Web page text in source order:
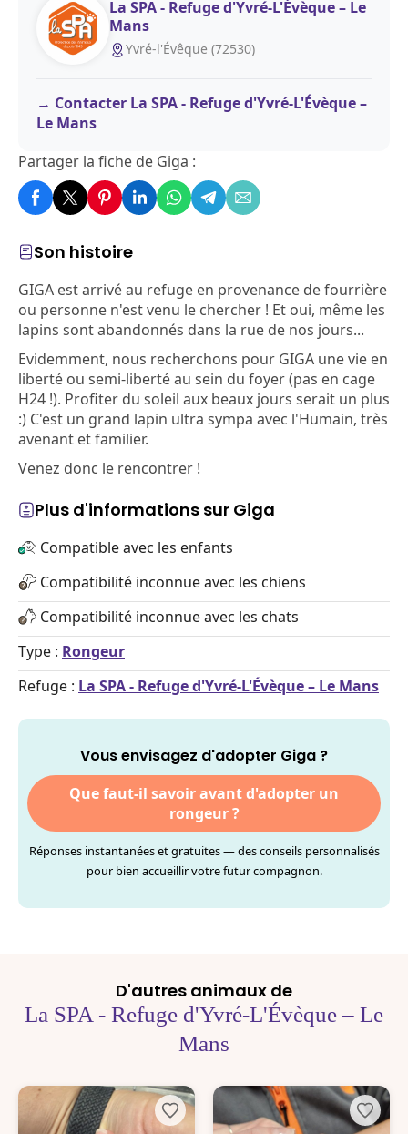
Son histoire
GIGA est arrivé au refuge en provenance de fourrière
ou personne n'est venu le chercher ! Et oui, même les
lapins sont abandonnés dans la rue de nos jours...
Evidemment, nous recherchons pour GIGA une vie en
liberté ou semi-liberté au sein du foyer (pas en cage
H24 !). Profiter du soleil aux beaux jours serait un plus
:) C'est un grand lapin ultra sympa avec l'Humain, très
avenant et familier.
Venez donc le rencontrer !
Plus d'informations sur Giga
Compatible avec les enfants
Compatibilité inconnue avec les chiens
Compatibilité inconnue avec les chats
Type : Rongeur
Refuge : La SPA - Refuge d'Yvré-L'Évèque – Le Mans
Vous envisagez d'adopter Giga ?
Que faut-il savoir avant d'adopter un
rongeur ?
Réponses instantanées et gratuites — des conseils personnalisés
pour bien accueillir votre futur compagnon.
La SPA - Refuge d'Yvré-L'Évèque – Le
Mans
Yvré-l'Évêque (72530)
Contacter La SPA - Refuge d'Yvré-L'Évèque –
Le Mans
Partager la fiche de Giga :
D'autres animaux de
La SPA - Refuge d'Yvré-L'Évèque – Le
Mans